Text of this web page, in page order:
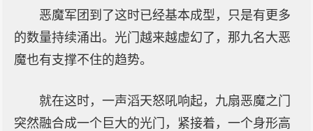
恶魔军团到了这时已经基本成型，只是有更多
的数量持续涌出。光门越来越虚幻了，那九名大恶
魔也有支撑不住的趋势。
就在这时，一声滔天怒吼响起，九扇恶魔之门
突然融合成一个巨大的光门，紧接着，一个身形高